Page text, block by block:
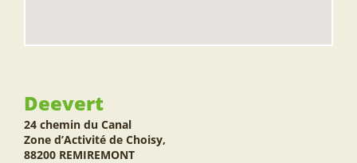
Deevert
24 chemin du Canal
Zone d’Activité de Choisy,
88200 REMIREMONT